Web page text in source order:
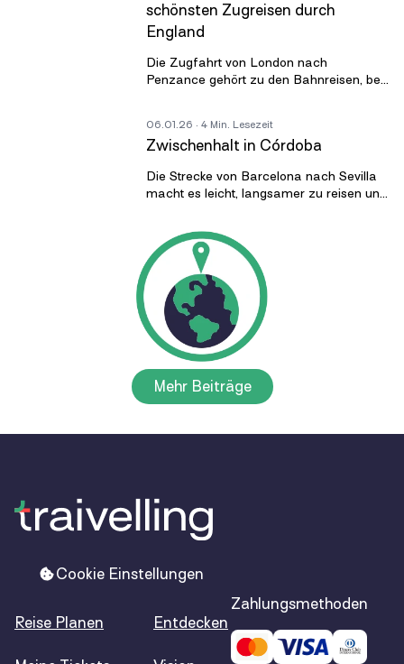
schönsten Zugreisen durch
England
Die Zugfahrt von London nach
Penzance gehört zu den Bahnreisen, bei
geschäftigen
06.01.26 · 4 Min. Lesezeit
Zwischenhalt in Córdoba
Die Strecke von Barcelona nach Sevilla
macht es leicht, langsamer zu reisen und
Mehr Beiträge
Cookie Einstellungen
Reise Planen Entdecken
Zahlungsmethoden